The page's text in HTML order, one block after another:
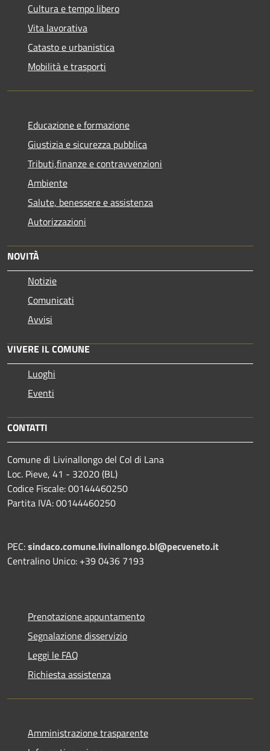
Cultura e tempo libero
Vita lavorativa
Catasto e urbanistica
Mobilità e trasporti
Educazione e formazione
Giustizia e sicurezza pubblica
Tributi,finanze e contravvenzioni
Ambiente
Salute, benessere e assistenza
Autorizzazioni
NOVITÀ
Notizie
Comunicati
Avvisi
VIVERE IL COMUNE
Luoghi
Eventi
CONTATTI
Comune di Livinallongo del Col di Lana
Loc. Pieve, 41 - 32020 (BL)
Codice Fiscale: 00144460250
Partita IVA: 00144460250
PEC:sindaco.comune.livinallongo.bl@pecveneto.it
Centralino Unico: +39 0436 7193
Prenotazione appuntamento
Segnalazione disservizio
Leggi le FAQ
Richiesta assistenza
Amministrazione trasparente